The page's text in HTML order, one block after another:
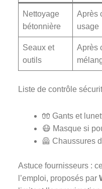
Nettoyage
bétonnière
Après
usage
Seaux et
outils
Après
Liste de contrôle
🧤 Gants et
😷 Masque si
🦺 Chaussures
Astuce fournisseurs :
l’emploi, proposés par